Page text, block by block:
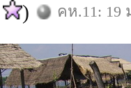
) คห.11: 19